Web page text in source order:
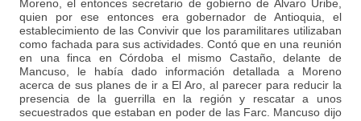
Moreno, el entonces secretario de gobierno de Álvaro Uribe,
quien por ese entonces era gobernador de Antioquia, el
establecimiento de las Convivir que los paramilitares utilizaban
como fachada para sus actividades. Contó que en una reunión
en una finca en Córdoba el mismo Castaño, delante de
Mancuso, le había dado información detallada a Moreno
acerca de sus planes de ir a El Aro, al parecer para reducir la
presencia de la guerrilla en la región y rescatar a unos
secuestrados que estaban en poder de las Farc. Mancuso dijo